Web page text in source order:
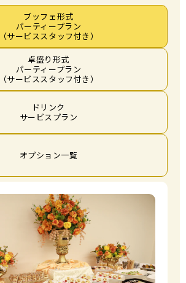
ブッフェ形式
パーティープラン
（サービススタッフ付き）
卓盛り形式
パーティープラン
（サービススタッフ付き）
ドリンク
サービスプラン
オプション一覧